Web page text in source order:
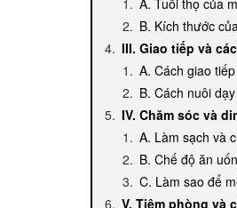
B. Kích thước
III. Giao tiếp và
A. Cách giao
B. Cách nuôi
IV. Chăm sóc và
A. Làm sạch và
B. Chế độ ăn
C. Làm sao để
V. Tiêm phòng và